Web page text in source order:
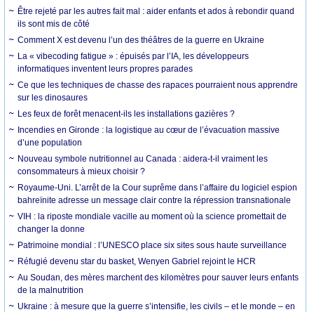
Être rejeté par les autres fait mal : aider enfants et ados à rebondir quand
ils sont mis de côté
Comment X est devenu l’un des théâtres de la guerre en Ukraine
La « vibecoding fatigue » : épuisés par l’IA, les développeurs
informatiques inventent leurs propres parades
Ce que les techniques de chasse des rapaces pourraient nous apprendre
sur les dinosaures
Les feux de forêt menacent-ils les installations gazières ?
Incendies en Gironde : la logistique au cœur de l’évacuation massive
d’une population
Nouveau symbole nutritionnel au Canada : aidera-t-il vraiment les
consommateurs à mieux choisir ?
Royaume-Uni. L’arrêt de la Cour suprême dans l’affaire du logiciel espion
bahreïnite adresse un message clair contre la répression transnationale
VIH : la riposte mondiale vacille au moment où la science promettait de
changer la donne
Patrimoine mondial : l’UNESCO place six sites sous haute surveillance
Réfugié devenu star du basket, Wenyen Gabriel rejoint le HCR
Au Soudan, des mères marchent des kilomètres pour sauver leurs enfants
de la malnutrition
Ukraine : à mesure que la guerre s’intensifie, les civils – et le monde – en